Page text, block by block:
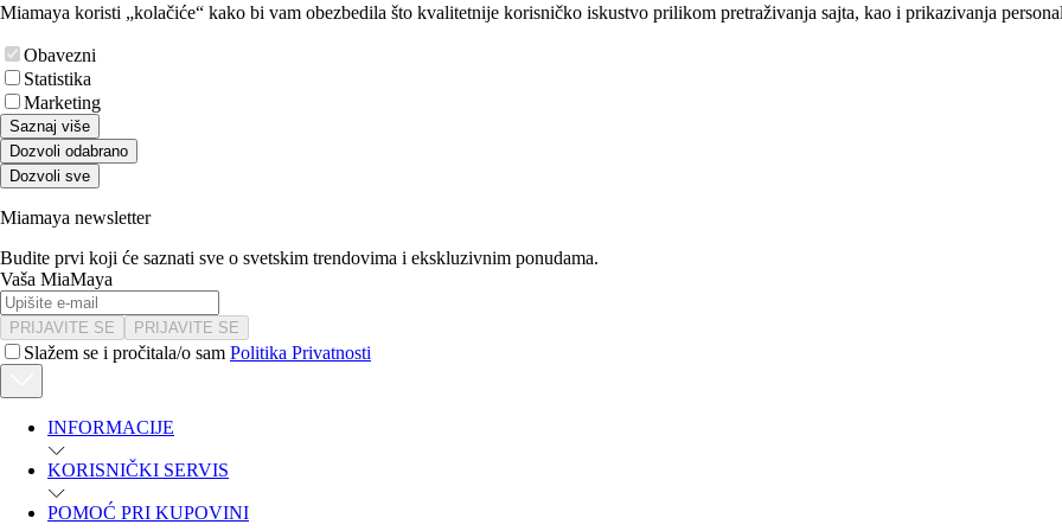
Miamaya koristi „kolačiće“ kako bi vam obezbedila što kvalitetnije korisničko iskustvo prilikom pretraživanja sajta, kao i prikazivanja
Obavezni
Statistika
Marketing
Saznaj više
Dozvoli odabrano
Dozvoli sve
Miamaya newsletter
Budite prvi koji će saznati sve o svetskim trendovima i ekskluzivnim ponudama.
Vaša MiaMaya
PRIJAVITE SE PRIJAVITE SE
Slažem se i pročitala/o sam Politika Privatnosti
INFORMACIJE
KORISNIČKI SERVIS
POMOĆ PRI KUPOVINI